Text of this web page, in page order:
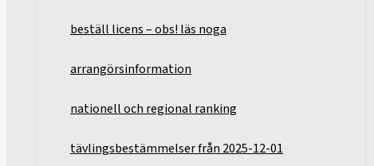
beställ licens – obs! läs noga
arrangörsinformation
nationell och regional ranking
tävlingsbestämmelser från 2025-12-01